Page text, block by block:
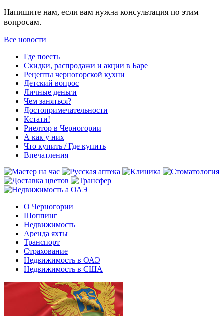
Напишите нам, если вам нужна консультация по этим
вопросам.
Все новости
Где поесть
Скидки, распродажи и акции в Баре
Рецепты черногорской кухни
Детский вопрос
Личные деньги
Чем заняться?
Достопримечательности
Кстати!
Риелтор в Черногории
А как у них
Что купить / Где купить
Впечатления
О Черногории
Шоппинг
Недвижимость
Аренда яхты
Транспорт
Страхование
Недвижимость в ОАЭ
Недвижимость в США